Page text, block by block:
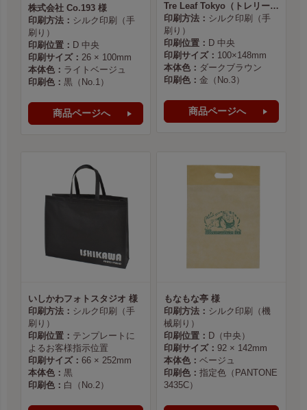
株式会社 Co.193 様
印刷方法： シルク印刷（手
刷り）
印刷位置： D 中央
印刷サイズ： 26 × 100mm
本体色： ライトベージュ
印刷色： 黒（No.1）
商品ページへ
Tre Leaf Tokyo（トレリーフ東京） 様
印刷方法： シルク印刷（手
刷り）
印刷位置： D 中央
印刷サイズ： 100×148mm
本体色： ダークブラウン
印刷色： 金（No.3）
商品ページへ
いしかわフォトスタジオ 様
印刷方法： シルク印刷（手
刷り）
印刷位置： テンプレートに
よるお客様指示位置
印刷サイズ： 66 × 252mm
本体色： 黒
印刷色： 白（No.2）
もなもな亭 様
印刷方法： シルク印刷（機
械刷り）
印刷位置： D（中央）
印刷サイズ： 92 × 142mm
本体色： ベージュ
印刷色： 指定色（PANTONE
3435C）